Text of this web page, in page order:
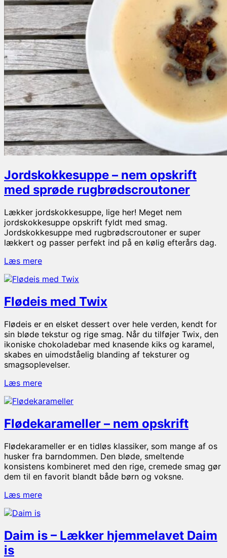
Jordskokkesuppe – nem opskrift
med sprøde rugbrødscroutoner
Lækker jordskokkesuppe, lige her! Meget nem
jordskokkesuppe opskrift fyldt med smag.
Jordskokkesuppe med rugbrødscroutoner er super
lækkert og passer perfekt ind på en kølig efterårs dag.
Læs mereJordskokkesuppe
nem
med
sprøde
rugbrødscroutoner
Flødeis med Twix
Flødeis er en elsket dessert over hele verden, kendt for
sin bløde tekstur og rige smag. Når du tilføjer Twix, den
ikoniske chokoladebar med knasende kiks og karamel,
skabes en uimodståelig blanding af teksturer og
smagsoplevelser.
Læs mereFlødeis
Twix
Flødekarameller – nem opskrift
Flødekarameller er en tidløs klassiker, som mange af os
husker fra barndommen. Den bløde, smeltende
konsistens kombineret med den rige, cremede smag gør
dem til en favorit blandt både børn og voksne.
Læs mereFlødekarameller
Daim is – Lækker hjemmelavet Daim
is